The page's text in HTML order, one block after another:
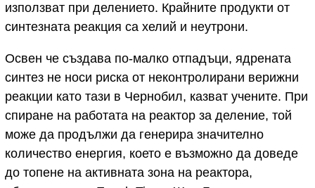
използват при делението. Крайните продукти от
синтезната реакция са хелий и неутрони.
Освен че създава по-малко отпадъци, ядрената
синтез не носи риска от неконтролирани верижни
реакции като тази в Чернобил, казват учените. При
спиране на работата на реактор за деление, той
може да продължи да генерира значително
количество енергия, което е възможно да доведе
до топене на активната зона на реактора,